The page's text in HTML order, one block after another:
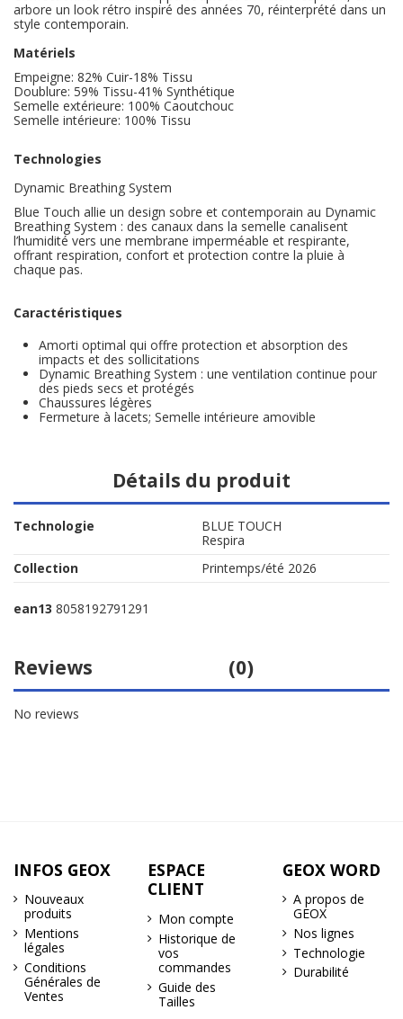
arbore un look rétro inspiré des années 70, réinterprété dans un
style contemporain.
Matériels
Empeigne: 82% Cuir-18% Tissu
Doublure: 59% Tissu-41% Synthétique
Semelle extérieure: 100% Caoutchouc
Semelle intérieure: 100% Tissu
Technologies
Dynamic Breathing System
Blue Touch allie un design sobre et contemporain au Dynamic
Breathing System : des canaux dans la semelle canalisent
l’humidité vers une membrane imperméable et respirante,
offrant respiration, confort et protection contre la pluie à
chaque pas.
Caractéristiques
Amorti optimal qui offre protection et absorption des
impacts et des sollicitations
Dynamic Breathing System : une ventilation continue pour
des pieds secs et protégés
Chaussures légères
Fermeture à lacets; Semelle intérieure amovible
Détails du produit
Technologie
BLUE TOUCH
Respira
Collection
Printemps/été 2026
ean13 8058192791291
Reviews (0)
No reviews
INFOS GEOX
Nouveaux
produits
Mentions
légales
Conditions
Générales de
Ventes
ESPACE
CLIENT
Mon compte
Historique de
vos
commandes
Guide des
Tailles
GEOX WORD
A propos de
GEOX
Nos lignes
Technologie
Durabilité